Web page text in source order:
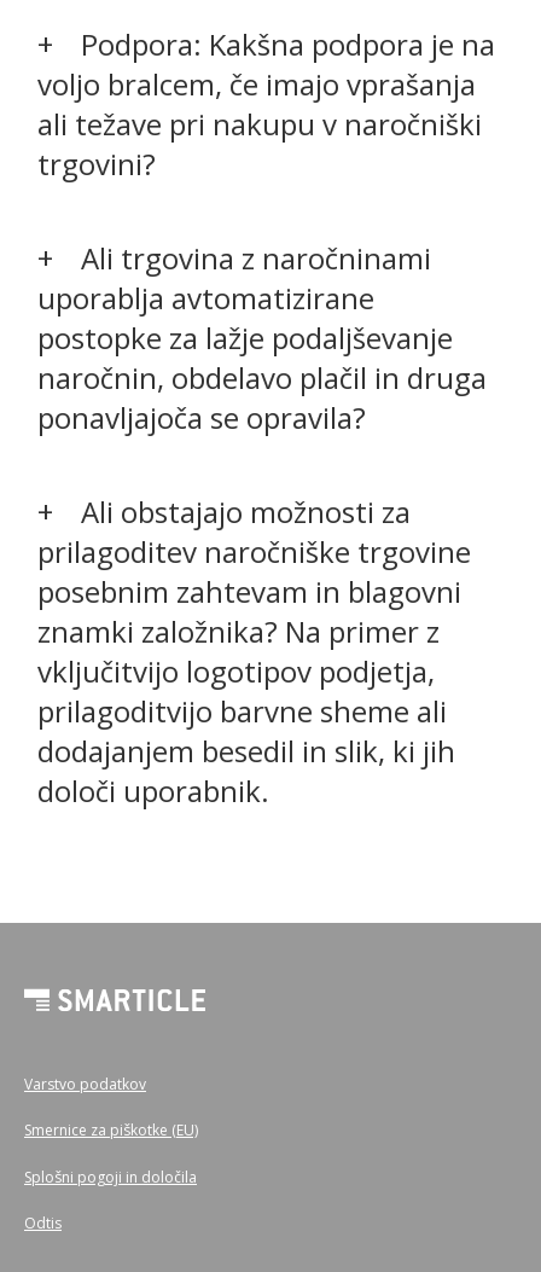
Podpora: Kakšna podpora je na
voljo bralcem, če imajo vprašanja
ali težave pri nakupu v naročniški
trgovini?
Ali trgovina z naročninami
uporablja avtomatizirane
postopke za lažje podaljševanje
naročnin, obdelavo plačil in druga
ponavljajoča se opravila?
Ali obstajajo možnosti za
prilagoditev naročniške trgovine
posebnim zahtevam in blagovni
znamki založnika? Na primer z
vključitvijo logotipov podjetja,
prilagoditvijo barvne sheme ali
dodajanjem besedil in slik, ki jih
določi uporabnik.
Varstvo podatkov
Smernice za piškotke (EU)
Splošni pogoji in določila
Odtis